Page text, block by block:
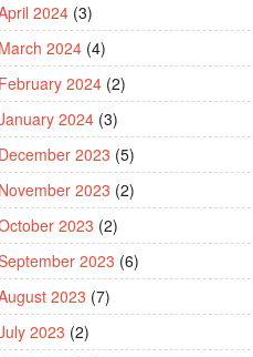
2024 (3)
March 2024 (4)
February 2024 (2)
2024 (3)
December 2023 (5)
November 2023 (2)
2023 (2)
2023 (6)
2023 (7)
2023 (2)